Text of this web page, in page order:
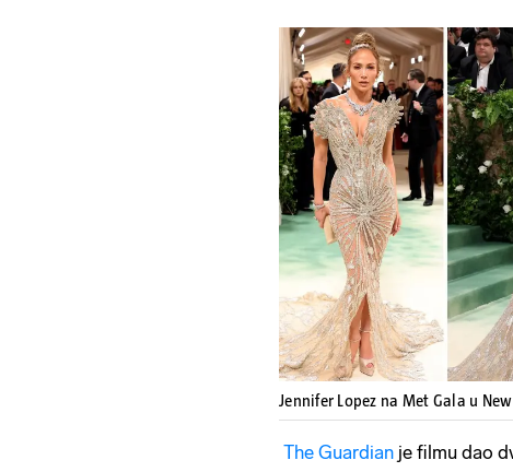
Jennifer Lopez na Met Gala u
The Guardian je filmu dao